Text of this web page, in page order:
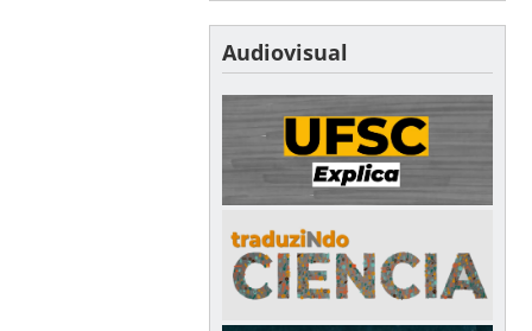
Audiovisual